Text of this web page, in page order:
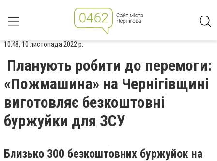
10:48, 10 листопада 2022 р.
Планують робити до перемоги:
«Пожмашина» на Чернігівщині
виготовляє безкоштовні
буржуйки для ЗСУ
Близько 300 безкоштовних буржуйок на